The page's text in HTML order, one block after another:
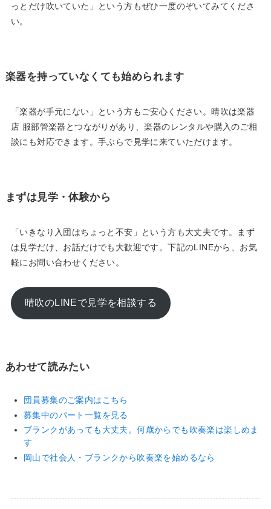
っとだけ吹いていた」という方もぜひ一度のぞいてみてくださ
い。
楽器を持っていなくても始められます
「楽器が手元にない」という方もご安心ください。晴吹は楽器
店 服部管楽器とつながりがあり、楽器のレンタルや購入のご相
談にも対応できます。手ぶらで見学に来ていただけます。
まずは見学・体験から
「いきなり入団はちょっと不安」という方も大丈夫です。まず
は見学だけ、お話だけでも大歓迎です。下記のLINEから、お気
軽にお問い合わせください。
晴吹のLINEで見学を相談する
あわせて読みたい
団員募集のご案内はこちら
募集中のパート一覧を見る
ブランクがあっても大丈夫。何歳からでも吹奏楽は楽しめま
す
岡山で社会人・ブランクから吹奏楽を始めるなら